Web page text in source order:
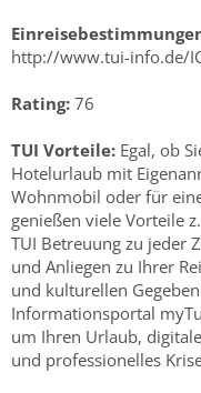
http://www.tui-info.de/
Rating: 76
TUI Vorteile: Egal, ob
Hotelurlaub mit
Wohnmobil oder für
genießen viele Vorteile
TUI Betreuung zu jeder
und Anliegen zu Ihrer
und kulturellen
Informationsportal
um Ihren Urlaub,
und professionelles